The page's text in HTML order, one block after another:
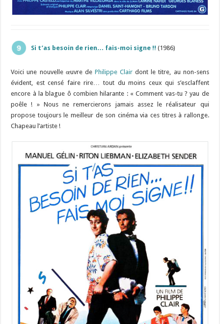
Si t’as besoin de rien… fais-moi signe !! (1986)
Voici une nouvelle œuvre de Philippe Clair dont le titre, au non-sens
évident, est censé faire rire… tout du moins ceux qui s’esclaffent
encore à la blague ô combien hilarante : « Comment vas-tu ? yau de
poêle ! » Nous ne remercierons jamais assez le réalisateur qui
propose toujours le meilleur de son cinéma via ces titres à rallonge.
Chapeau l’artiste !